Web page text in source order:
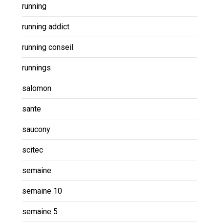
running
running addict
running conseil
runnings
salomon
sante
saucony
scitec
semaine
semaine 10
semaine 5